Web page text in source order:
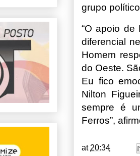
grupo
“O apoio de
diferencial
Homem
do Oeste.
Eu fico
Nilton
sempre é
Ferros”,
at 20:34